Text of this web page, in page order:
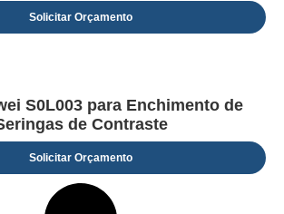
Solicitar Orçamento
S0L003 para Enchimento de
de Contraste
Solicitar Orçamento